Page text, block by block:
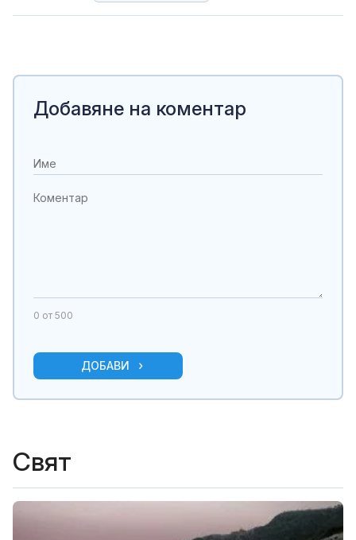
Добавяне на коментар
0 от 500
ДОБАВИ
Свят